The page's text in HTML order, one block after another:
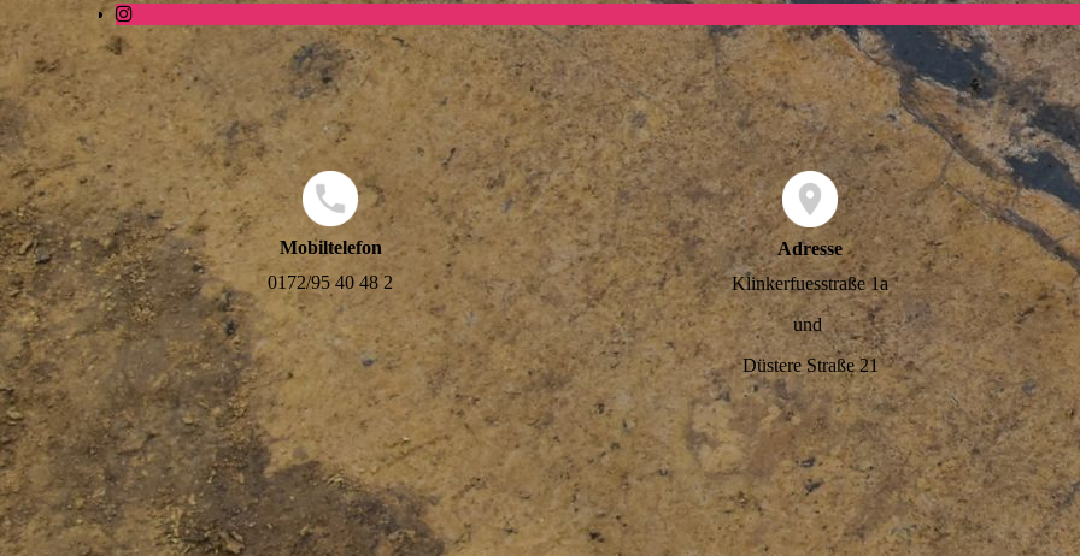
Mobiltelefon
0172/95 40 48 2
Adresse
Klinkerfuesstraße 1a
und
Düstere Straße 21